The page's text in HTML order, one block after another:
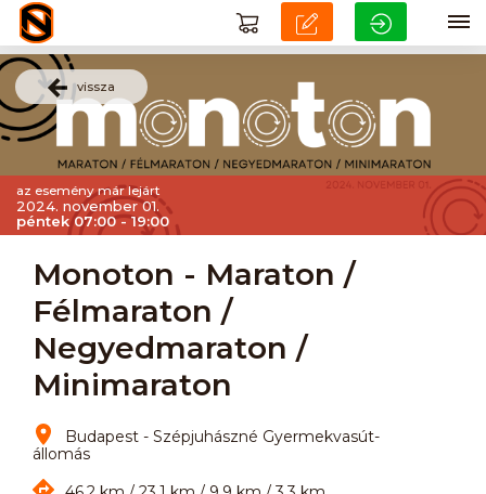
vissza
az esemény már lejárt
2024. november 01.
péntek 07:00 - 19:00
Monoton - Maraton /
Félmaraton /
Negyedmaraton /
Minimaraton
Budapest - Szépjuhászné Gyermekvasút-
állomás